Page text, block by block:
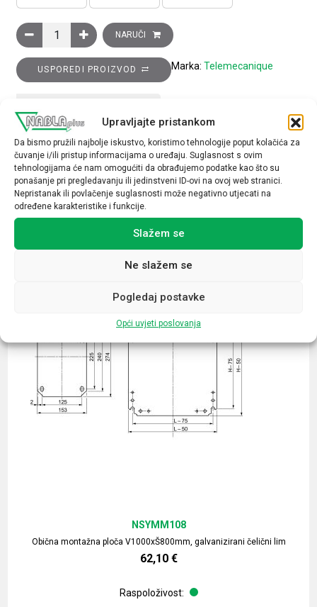
Upravljajte pristankom
Da bismo pružili najbolje iskustvo, koristimo tehnologije poput kolačića za
čuvanje i/ili pristup informacijama o uređaju. Suglasnost s ovim
tehnologijama će nam omogućiti da obrađujemo podatke kao što su
ponašanje pri pregledavanju ili jedinstveni ID-ovi na ovoj web stranici.
Nepristanak ili povlačenje suglasnosti može negativno utjecati na
određene karakteristike i funkcije.
Slažem se
Ne slažem se
Pogledaj postavke
Opći uvjeti poslovanja
Induktivni senzor XS6 M12–D 53 mm–mjed, 1M kontakt, Sn
NARUČI
USPOREDI PROIZVOD Marka: Telemecanique
TEHNIČKE SPECIFIKACIJE
Povezani proizvodi
Obična montažna ploča V1000xŠ800mm, galvanizirani čelični lim
NSYMM108
62,10 €
Raspoloživost: